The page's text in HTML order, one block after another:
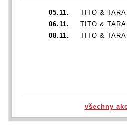
05.11.
TITO &
06.11.
TITO &
08.11.
TITO &
všechny